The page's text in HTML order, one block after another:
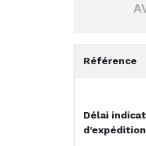
Référence
Délai
d’expédition